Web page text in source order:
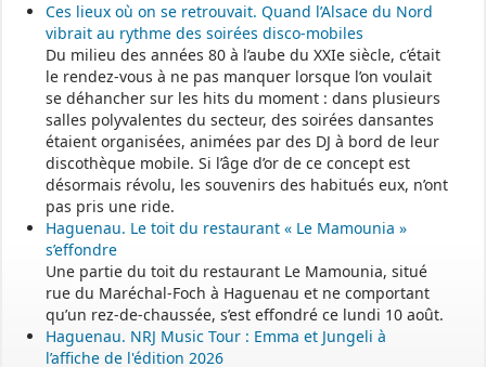
Ces lieux où on se retrouvait. Quand l’Alsace du Nord
vibrait au rythme des soirées disco-mobiles
Du milieu des années 80 à l’aube du XXIe siècle, c’était
le rendez-vous à ne pas manquer lorsque l’on voulait
se déhancher sur les hits du moment : dans plusieurs
salles polyvalentes du secteur, des soirées dansantes
étaient organisées, animées par des DJ à bord de leur
discothèque mobile. Si l’âge d’or de ce concept est
désormais révolu, les souvenirs des habitués eux, n’ont
pas pris une ride.
Haguenau. Le toit du restaurant « Le Mamounia »
s’effondre
Une partie du toit du restaurant Le Mamounia, situé
rue du Maréchal-Foch à Haguenau et ne comportant
qu’un rez-de-chaussée, s’est effondré ce lundi 10 août.
Haguenau. NRJ Music Tour : Emma et Jungeli à
l’affiche de l'édition 2026